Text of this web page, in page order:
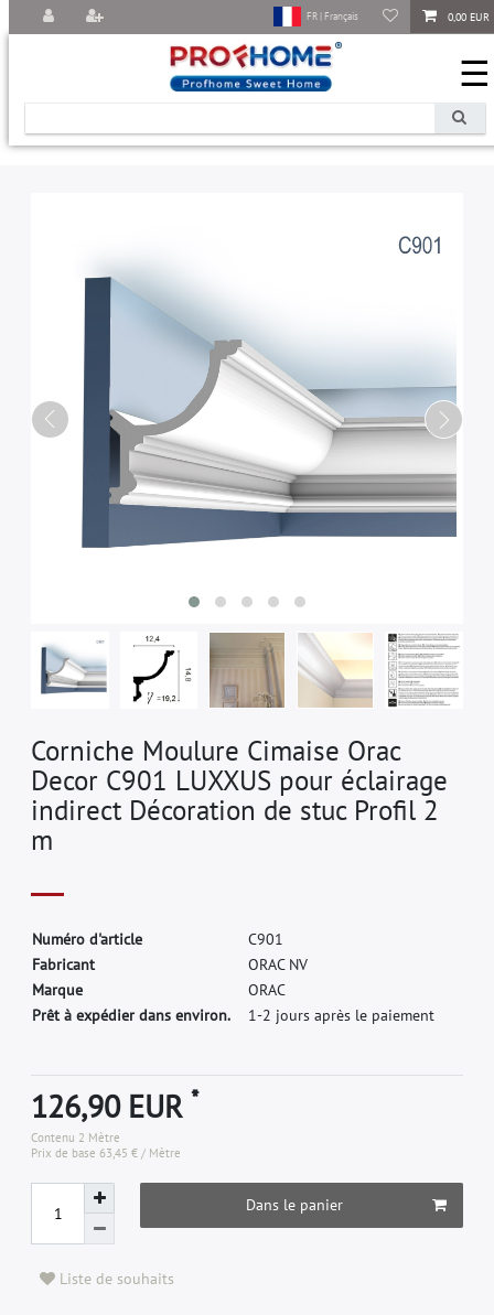
0,00 EUR
FR | Français
☰
Corniche Moulure Cimaise Orac
Decor C901 LUXXUS pour éclairage
indirect Décoration de stuc Profil 2
m
Numéro d'article C901
Fabricant ORAC NV
Marque ORAC
Prêt à expédier dans environ.
1-2 jours après le paiement
126,90 EUR*
Contenu 2 Mètre
Prix de base63,45 € / Mètre
Dans le panier
Liste de souhaits